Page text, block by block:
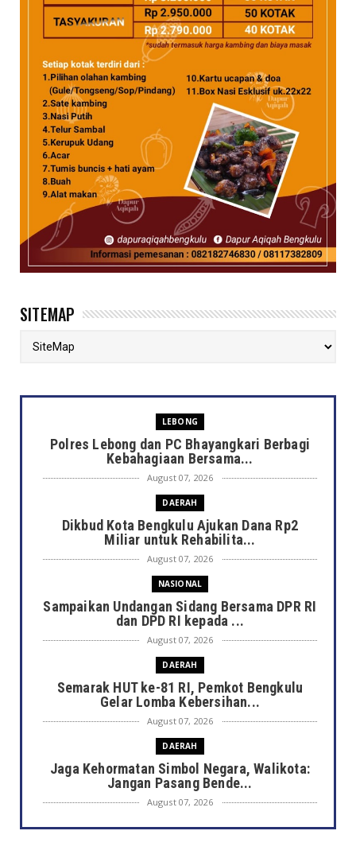
SITEMAP
LEBONG
Polres Lebong dan PC Bhayangkari Berbagi
Kebahagiaan Bersama...
August 07, 2026
DAERAH
Dikbud Kota Bengkulu Ajukan Dana Rp2
Miliar untuk Rehabilita...
August 07, 2026
NASIONAL
Sampaikan Undangan Sidang Bersama DPR RI
dan DPD RI kepada ...
August 07, 2026
DAERAH
Semarak HUT ke-81 RI, Pemkot Bengkulu
Gelar Lomba Kebersihan...
August 07, 2026
DAERAH
Jaga Kehormatan Simbol Negara, Walikota:
Jangan Pasang Bende...
August 07, 2026
DAERAH